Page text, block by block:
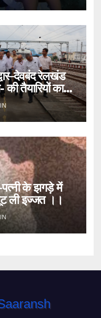
रेलखंड
की तैयारियों का
के झगड़े में
ली इज्जत ।।